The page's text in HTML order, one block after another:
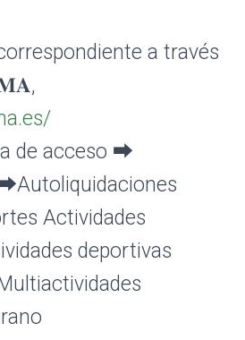
a través
de acceso ⮕
Actividades
deportivas